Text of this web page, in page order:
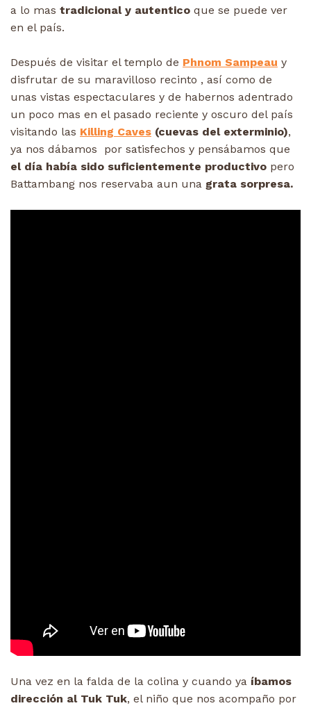
a lo mas tradicional y autentico que se puede ver
en el país.
Después de visitar el templo de Phnom Sampeau y
disfrutar de su maravilloso recinto , así como de
unas vistas espectaculares y de habernos adentrado
un poco mas en el pasado reciente y oscuro del país
visitando las Killing Caves (cuevas del exterminio),
ya nos dábamos por satisfechos y pensábamos que
el día había sido suficientemente productivo pero
Battambang nos reservaba aun una grata sorpresa.
Una vez en la falda de la colina y cuando ya íbamos
dirección al Tuk Tuk, el niño que nos acompaño por